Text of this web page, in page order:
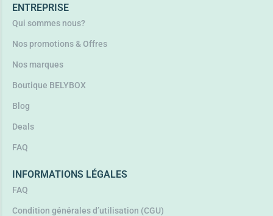
ENTREPRISE
Qui sommes nous?
Nos promotions & Offres
Nos marques
Boutique BELYBOX
Blog
Deals
FAQ
INFORMATIONS LÉGALES
FAQ
Condition générales d’utilisation (CGU)